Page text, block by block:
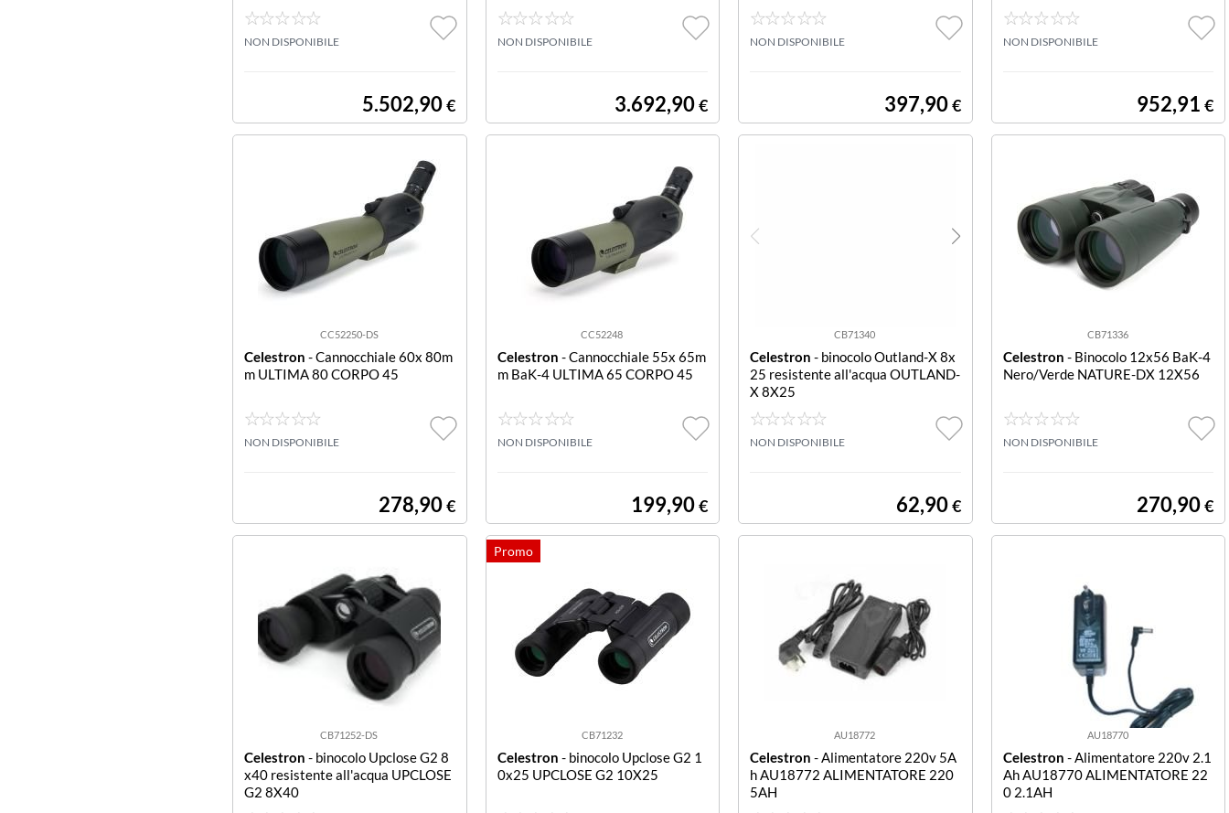
NON DISPONIBILE
5.502,90€
NON DISPONIBILE
3.692,90€
NON DISPONIBILE
397,90€
NON DISPONIBILE
952,91 €
CC52250-DS
Celestron - Cannocchiale 60x 80m
m ULTIMA 80 CORPO 45
NON DISPONIBILE
278,90€
CC52248
Celestron - Cannocchiale 55x 65m
m BaK-4 ULTIMA 65 CORPO 45
NON DISPONIBILE
199,90€
CB71340
Celestron - binocolo Outland-X 8x
25 resistente all'acqua OUTLAND-
X 8X25
NON DISPONIBILE
62,90€
CB71336
Celestron - Binocolo 12x56 BaK-4
Nero/Verde NATURE-DX 12X56
NON DISPONIBILE
270,90€
CB71252-DS
Celestron - binocolo Upclose G2 8
x40 resistente all'acqua UPCLOSE
G2 8X40
CB71232
Celestron - binocolo Upclose G2 1
0x25 UPCLOSE G2 10X25
AU18772
Celestron - Alimentatore 220v 5A
h AU18772 ALIMENTATORE 220
5AH
AU18770
Celestron - Alimentatore 220v 2.1
Ah AU18770 ALIMENTATORE 22
0 2.1AH